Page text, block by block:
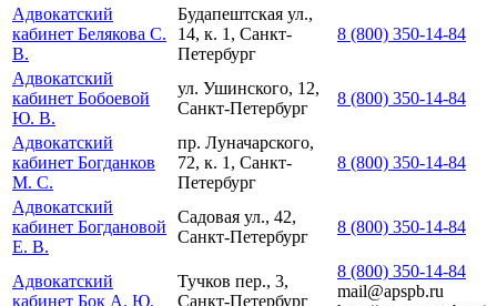
Адвокатский
кабинет Белякова С.
В.
Будапештская ул.,
14, к. 1, Санкт-
Петербург
8 (800) 350-14-84
Адвокатский
кабинет Бобоевой
Ю. В.
ул. Ушинского, 12,
Санкт-Петербург
8 (800) 350-14-84
Адвокатский
кабинет Богданков
М. С.
пр. Луначарского,
72, к. 1, Санкт-
Петербург
8 (800) 350-14-84
Адвокатский
кабинет Богдановой
Е. В.
Садовая ул., 42,
Санкт-Петербург
8 (800) 350-14-84
Адвокатский
кабинет Бок А. Ю.
Тучков пер., 3,
Санкт-Петербург
8 (800) 350-14-84
mail@apspb.ru